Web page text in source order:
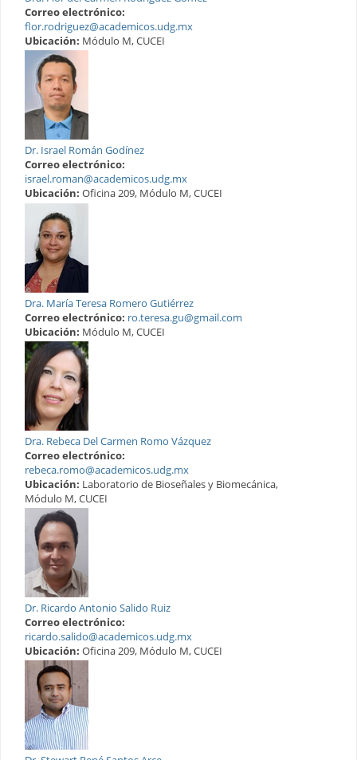
Correo electrónico:
flor.rodriguez@academicos.udg.mx
Ubicación: Módulo M, CUCEI
Dr. Israel Román Godínez
Correo electrónico:
israel.roman@academicos.udg.mx
Ubicación: Oficina 209, Módulo M, CUCEI
Dra. María Teresa Romero Gutiérrez
Correo electrónico: ro.teresa.gu@gmail.com
Ubicación: Módulo M, CUCEI
Dra. Rebeca Del Carmen Romo Vázquez
Correo electrónico:
rebeca.romo@academicos.udg.mx
Ubicación: Laboratorio de Bioseñales y Biomecánica,
Módulo M, CUCEI
Dr. Ricardo Antonio Salido Ruiz
Correo electrónico:
ricardo.salido@academicos.udg.mx
Ubicación: Oficina 209, Módulo M, CUCEI